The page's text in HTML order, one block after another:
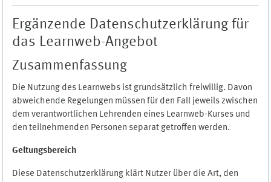
Ergänzende Datenschutzerklärung für
das Learnweb-Angebot
Zusammenfassung
Die Nutzung des Learnwebs ist grundsätzlich freiwillig. Davon
abweichende Regelungen müssen für den Fall jeweils zwischen
dem verantwortlichen Lehrenden eines Learnweb-Kurses und
den teilnehmenden Personen separat getroffen werden.
Geltungsbereich
Diese Datenschutzerklärung klärt Nutzer über die Art, den